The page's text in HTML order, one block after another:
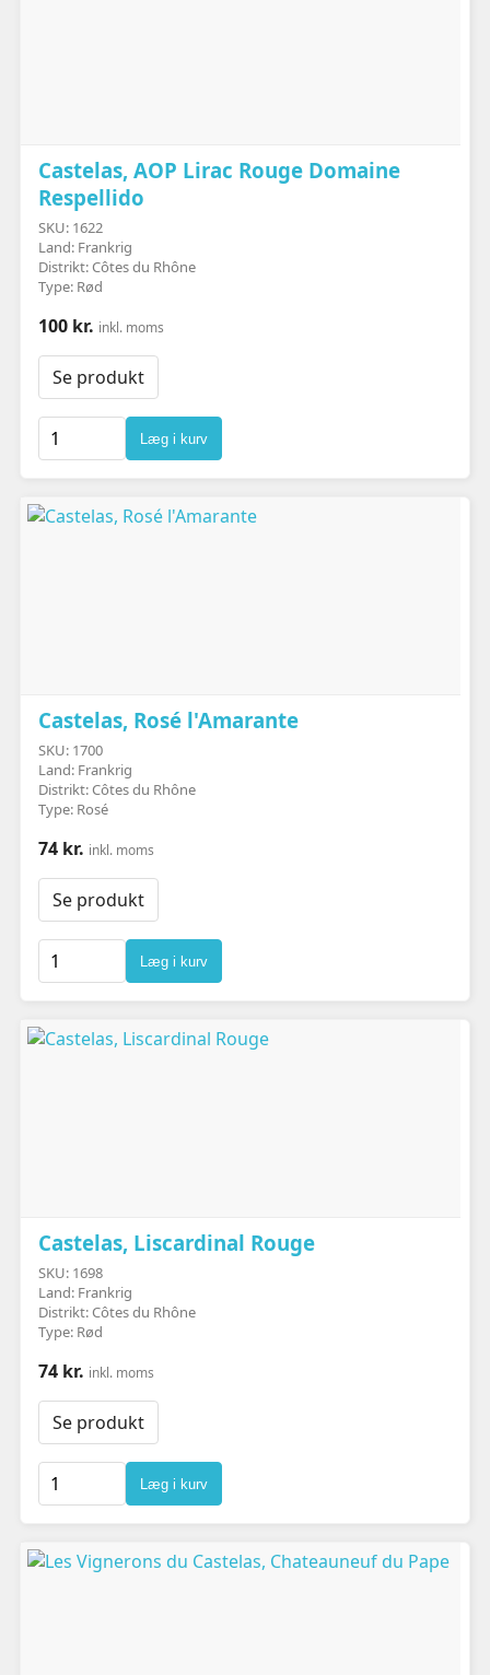
Castelas, AOP Lirac Rouge Domaine
Respellido
SKU: 1622
Land: Frankrig
Distrikt: Côtes du Rhône
Type: Rød
100 kr. inkl. moms
Se produkt
Læg i kurv
Castelas, Rosé l'Amarante
SKU: 1700
Land: Frankrig
Distrikt: Côtes du Rhône
Type: Rosé
74 kr. inkl. moms
Se produkt
Læg i kurv
Castelas, Liscardinal Rouge
SKU: 1698
Land: Frankrig
Distrikt: Côtes du Rhône
Type: Rød
74 kr. inkl. moms
Se produkt
Læg i kurv